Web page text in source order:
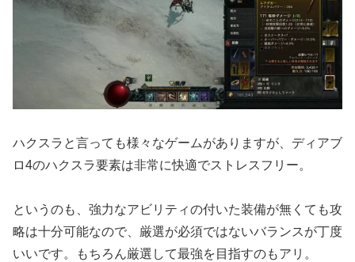
ハクスラと言っても様々なゲームがありますが、ディアブ
ロ4のハクスラ要素は非常に快適でストレスフリー。
というのも、強力なアビリティの付いた装備が無くても攻
略は十分可能なので、厳選が必須ではないバランスが丁度
いいです。もちろん厳選して最強を目指すのもアリ。